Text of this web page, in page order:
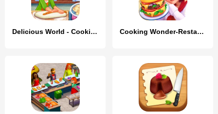
Delicious World - Cooking Game Cooking Wonder-Restaurant Game